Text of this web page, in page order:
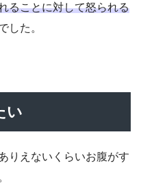
ることに対して怒られる
した。
い
りえないくらいお腹がす